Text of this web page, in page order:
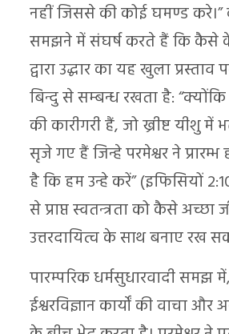
नहीं जिससे की कोई घमण्ड
समझने में संघर्ष करते हैं कि कैसे
द्वारा उद्धार का यह खुला
बिन्दु से सम्बन्ध रखता है:
की कारीगरी हैं, जो ख्रीष्ट यीशु में
सृजे गए हैं जिन्हे परमेश्वर ने
है कि हम उन्हे करें” (इफिसियों
से प्राप्त स्वतन्त्रता को कैसे
उत्तरदायित्व के साथ बनाए रख
पारम्परिक धर्मसुधारवादी समझ
ईश्वरविज्ञान कार्यों की वाचा और